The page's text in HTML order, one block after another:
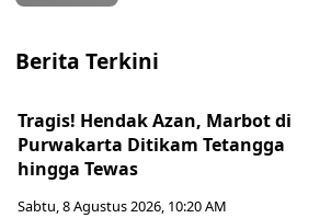
Berita Terkini
Tragis! Hendak Azan, Marbot di
Purwakarta Ditikam Tetangga
hingga Tewas
Sabtu, 8 Agustus 2026, 10:20 AM